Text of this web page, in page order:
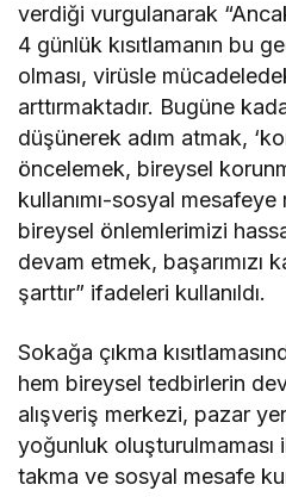
verdiği vurgulanarak
4 günlük kısıtlamanın bu
olması, virüsle
arttırmaktadır. Bugüne
düşünerek adım atmak,
öncelemek, bireysel
kullanımı-sosyal
bireysel önlemlerimizi
devam etmek, başarımızı
şarttır” ifadeleri kullanıldı.
Sokağa çıkma
hem bireysel tedbirlerin
alışveriş merkezi, pazar
yoğunluk oluşturulmaması
takma ve sosyal mesafe